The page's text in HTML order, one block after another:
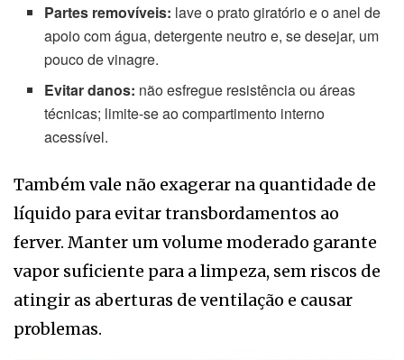
Partes removíveis: lave o prato giratório e o anel de
apoio com água, detergente neutro e, se desejar, um
pouco de vinagre.
Evitar danos: não esfregue resistência ou áreas
técnicas; limite-se ao compartimento interno
acessível.
Também vale não exagerar na quantidade de
líquido para evitar transbordamentos ao
ferver. Manter um volume moderado garante
vapor suficiente para a limpeza, sem riscos de
atingir as aberturas de ventilação e causar
problemas.